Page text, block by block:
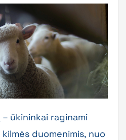
– ūkininkai raginami
duomenimis, nuo